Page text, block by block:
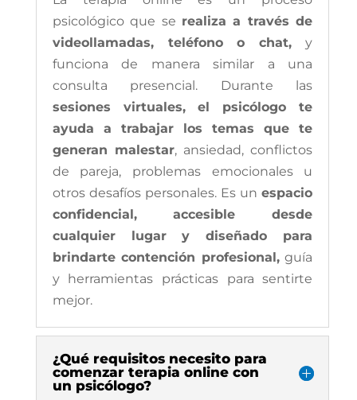
psicológico que se realiza a través de
videollamadas, teléfono o chat, y
funciona de manera similar a una
consulta presencial. Durante las
sesiones virtuales, el psicólogo te
ayuda a trabajar los temas que te
generan malestar, ansiedad, conflictos
de pareja, problemas emocionales u
otros desafíos personales. Es unespacio
confidencial, accesible desde
cualquier lugar y diseñado para
brindarte contención profesional,guía
y herramientas prácticas para sentirte
mejor.
¿Qué requisitos necesito para
comenzar terapia online con
un psicólogo?